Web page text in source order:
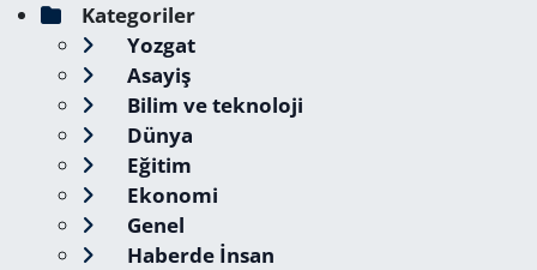
Kategoriler
Yozgat
Asayiş
Bilim ve teknoloji
Dünya
Eğitim
Ekonomi
Genel
Haberde İnsan